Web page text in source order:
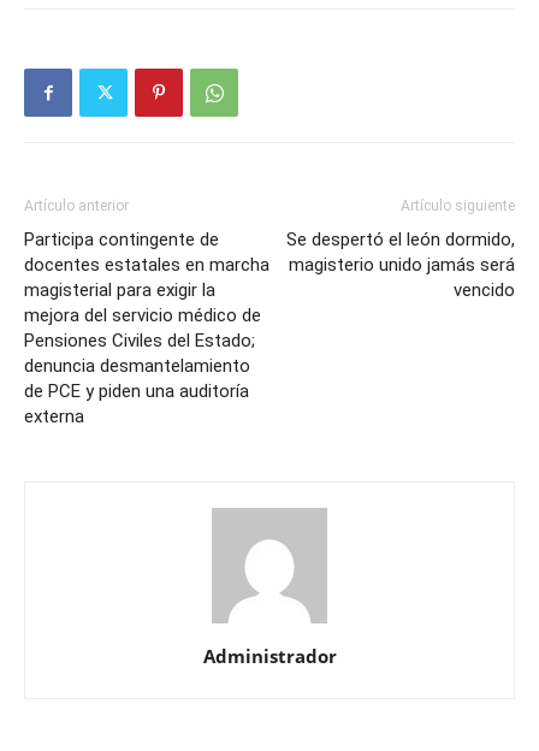
Artículo anterior
Participa contingente de
docentes estatales en marcha
magisterial para exigir la
mejora del servicio médico de
Pensiones Civiles del Estado;
denuncia desmantelamiento
de PCE y piden una auditoría
externa
Artículo siguiente
Se despertó el león dormido,
magisterio unido jamás será
vencido
Administrador